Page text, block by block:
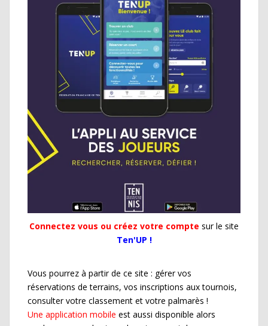
Connectez vous ou créez votre compte sur le site
Ten'UP !
Vous pourrez à partir de ce site : gérer vos
réservations de terrains, vos inscriptions aux tournois,
consulter votre classement et votre palmarès !
Une application mobile est aussi disponible alors